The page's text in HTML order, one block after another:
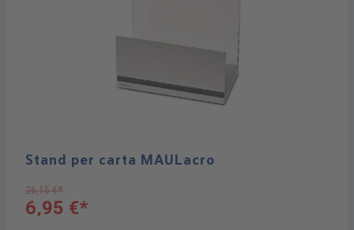
Stand per carta MAULacro
26,15 €*
6,95 €*